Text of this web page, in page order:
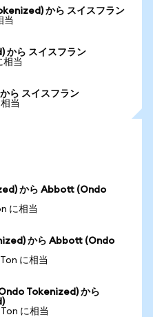
から スイスフラン
当
から スイスフラン
相当
ら スイスフラン
当
から Abbott (Ondo
に相当
から Abbott (Ondo
に相当
Tokenized) から
に相当